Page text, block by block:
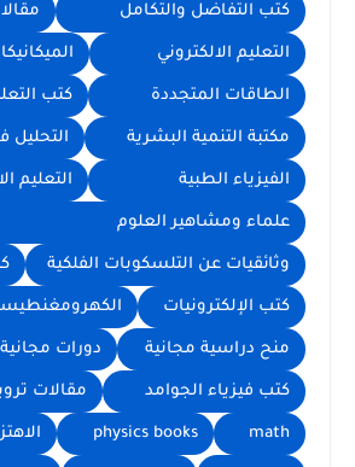
كتب التفاضل والتكامل
التعليم الالكتروني
الطاقات المتجددة كتب
مكتبة التنمية البشرية التحليل
الفيزياء الطبية التعليم
علماء ومشاهير العلوم
وثائقيات عن التلسكوبات الفلكية
كتب الإلكترونيات
منح دراسية مجانية دورات مجانية
كتب فيزياء الجوامد مقالات
math
physics books